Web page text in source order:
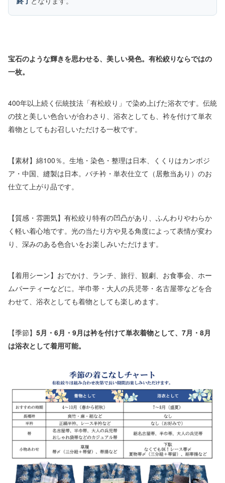
宝石のような輝きを思わせる、美しい発色。有松絞りならではの
一枚。
400年以上続く伝統技法「有松絞り」で染め上げた浴衣です。伝統
の技と美しい色合いが合わさり、浴衣としても、衿を付けて単衣
着物としてもお召しいただける一枚です。
【素材】綿100％。生地・染色・整理は日本、くくりはカンボジ
ア・中国、縫製は日本。バチ衿・単衣仕立て（居敷当あり）のお
仕立て上がり品です。
【質感・雰囲気】有松絞り特有の凹凸があり、ふんわりやわらか
く軽い着心地です。光の当たり方や見る角度によって表情が変わ
り、深みのある色合いをお楽しみいただけます。
【着用シーン】おでかけ、ランチ、旅行、観劇、お食事会、ホー
ムパーティーなどに。半巾帯・大人の兵児帯・名古屋帯などを合
わせて、浴衣としても着物としても楽しめます。
【季節】 5月・6月・9月は衿を付けて単衣着物として、7月・8月
は浴衣として着用可能。